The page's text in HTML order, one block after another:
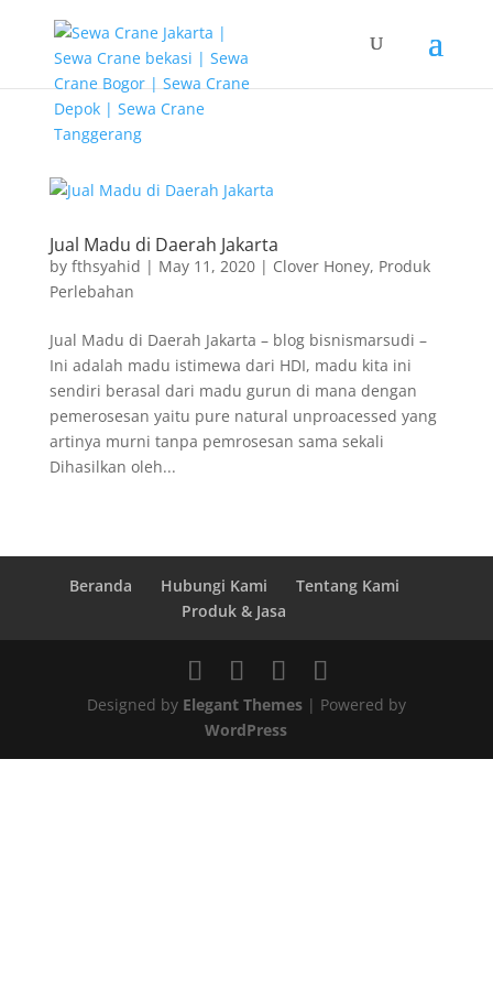
Jual Madu di Daerah Jakarta
by fthsyahid | May 11, 2020| Clover Honey, Produk
Perlebahan
Jual Madu di Daerah Jakarta – blog bisnismarsudi –
Ini adalah madu istimewa dari HDI, madu kita ini
sendiri berasal dari madu gurun di mana dengan
pemerosesan yaitu pure natural unproacessed yang
artinya murni tanpa pemrosesan sama sekali
Dihasilkan oleh...
Beranda Hubungi Kami
Tentang Kami
Produk & Jasa
Designed by Elegant Themes| Powered by
WordPress